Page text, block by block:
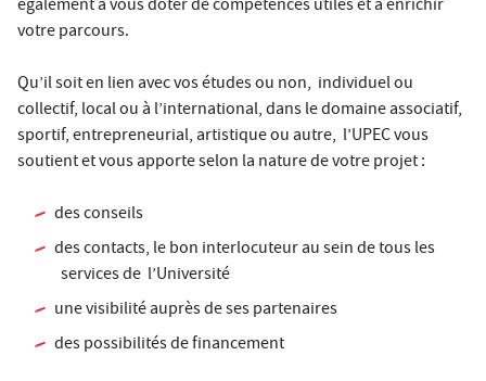
également à vous doter de compétences utiles et à enrichir
votre parcours.
Qu’il soit en lien avec vos études ou non, individuel ou
collectif, local ou à l’international, dans le domaine associatif,
sportif, entrepreneurial, artistique ou autre, l’UPEC vous
soutient et vous apporte selon la nature de votre projet :
des conseils
des contacts, le bon interlocuteur au sein de tous les
services de l’Université
une visibilité auprès de ses partenaires
des possibilités de financement